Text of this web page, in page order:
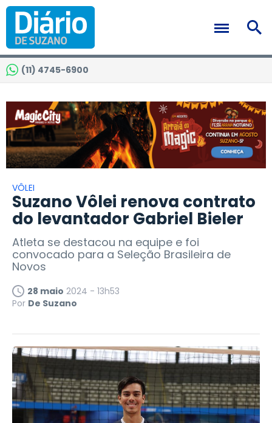
(11) 4745-6900
VÔLEI
Suzano Vôlei renova contrato
do levantador Gabriel Bieler
Atleta se destacou na equipe e foi
convocado para a Seleção Brasileira de
Novos
28 maio 2024 - 13h53
Por De Suzano